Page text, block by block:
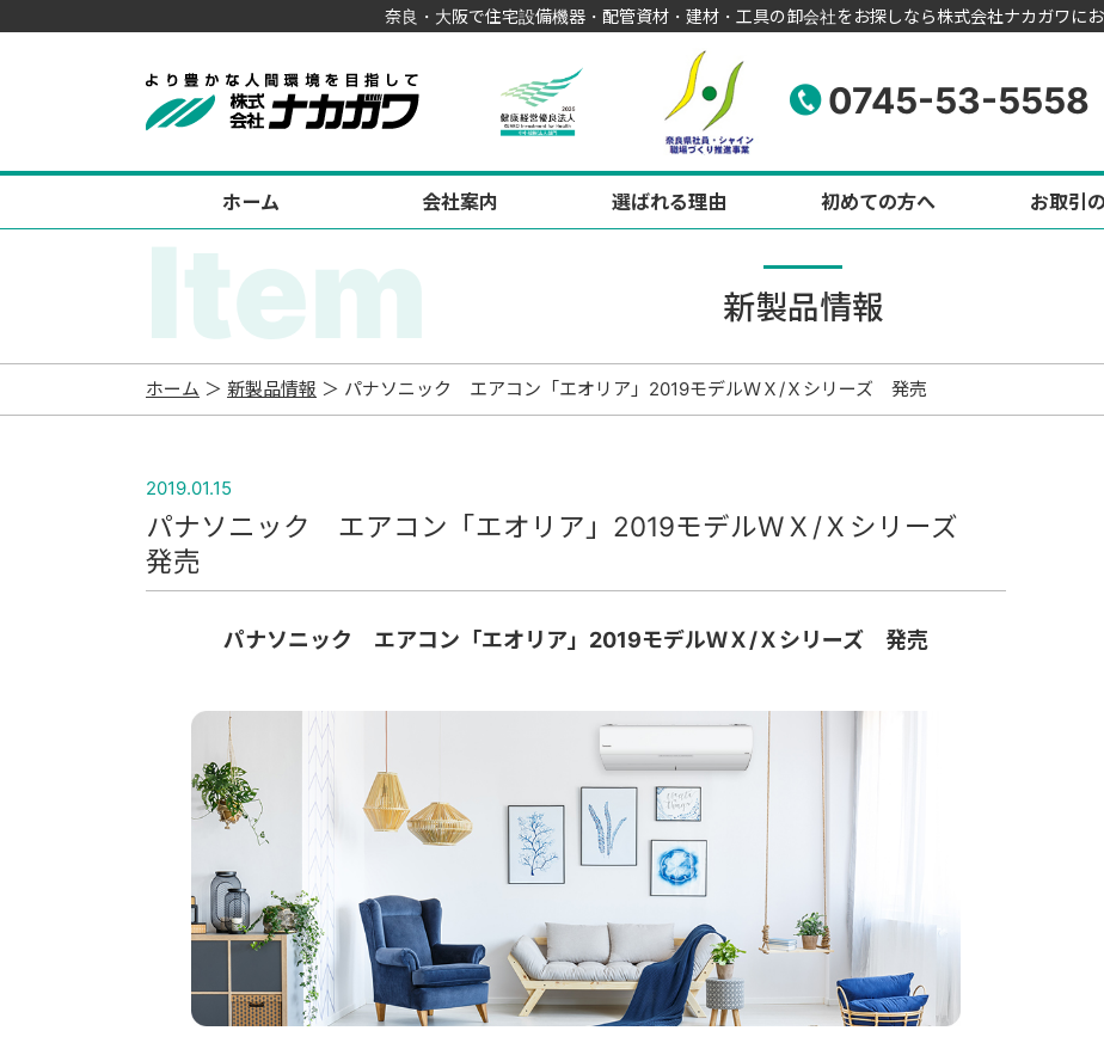
奈良・大阪で住宅設備機器・配管資材・建材・工具の卸会社をお探しなら株式会社ナカガワにお
0745-53-5558
ホーム 会社案内 選ばれる理由 初めての方へ お取引
新製品情報
Item
ホーム ＞ 新製品情報 ＞ パナソニック エアコン「エオリア」2019モデルＷＸ/Ｘシリーズ 発売
2019.01.15
パナソニック エアコン「エオリア」2019モデルＷＸ/Ｘシリーズ
発売
パナソニック エアコン「エオリア」2019モデルＷＸ/Ｘシリーズ 発売